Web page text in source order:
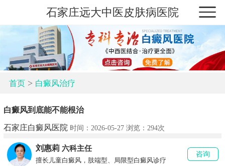
石家庄远大中医皮肤病医院
首页> 白癜风治疗
白癜风到底能不能根治
石家庄白癜风医院 时间：2026-05-27 浏览： 294次
刘惠莉 六科主任
擅长儿童白癜风，肢端型、局限型白癜风诊疗
咨询